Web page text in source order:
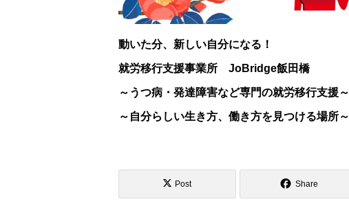
動いた分、新しい自分になる！
就労移行支援事業所 JoBridge飯田橋
～うつ病・発達障害など専門の就労移行支援～
～自分らしい生き方、働き方を見つける場所～
Post Share